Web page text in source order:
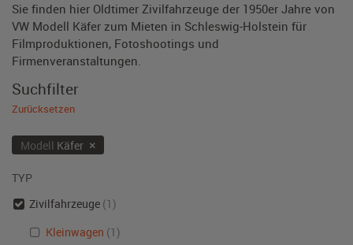
Sie finden hier Oldtimer Zivilfahrzeuge der 1950er Jahre von
VW Modell Käfer zum Mieten in Schleswig-Holstein für
Filmproduktionen, Fotoshootings und
Firmenveranstaltungen.
Suchfilter
Zurücksetzen
Modell Käfer ×
TYP
Zivilfahrzeuge (1)
Kleinwagen (1)